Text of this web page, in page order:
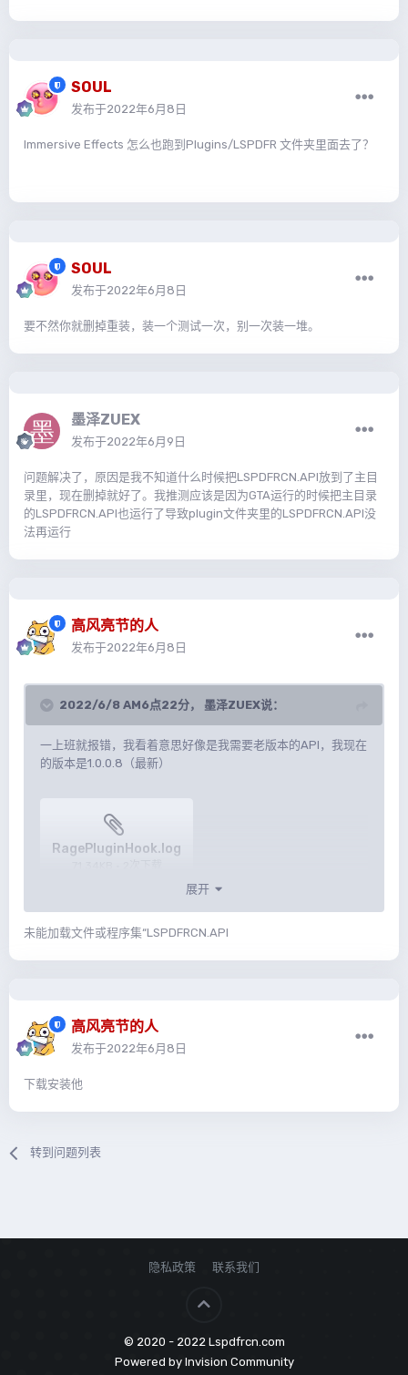
SOUL
发布于2022年6月8日
Immersive Effects 怎么也跑到Plugins/LSPDFR 文件夹里面去了？
SOUL
发布于2022年6月8日
要不然你就删掉重装，装一个测试一次，别一次装一堆。
墨泽ZUEX
发布于2022年6月9日
问题解决了，原因是我不知道什么时候把LSPDFRCN.API放到了主目
录里，现在删掉就好了。我推测应该是因为GTA运行的时候把主目录
的LSPDFRCN.API也运行了导致plugin文件夹里的LSPDFRCN.API没
法再运行
高风亮节的人
发布于2022年6月8日
2022/6/8 AM6点22分， 墨泽ZUEX说：
一上班就报错，我看着意思好像是我需要老版本的API，我现在
的版本是1.0.0.8（最新）
RagePluginHook.log
展开
未能加载文件或程序集“LSPDFRCN.API
高风亮节的人
发布于2022年6月8日
下载安装他
转到问题列表
隐私政策 联系我们
© 2020 - 2022 Lspdfrcn.com
Powered by Invision Community